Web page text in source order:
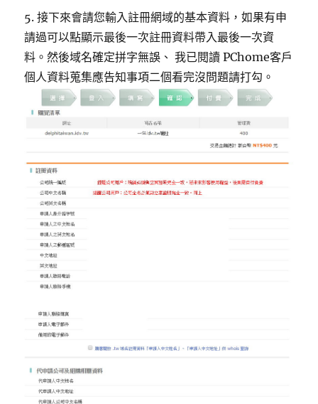
5. 接下來會請您輸入註冊網域的基本資料，如果有申
請過可以點顯示最後一次註冊資料帶入最後一次資
料。然後域名確定拼字無誤、 我已閱讀 PChome客戶
個人資料蒐集應告知事項二個看完沒問題請打勾。